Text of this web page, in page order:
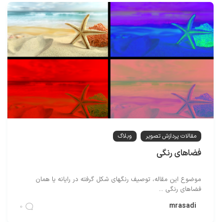
مقالات پردازش تصویر وبلاگ
فضاهای رنگی
موضوع این مقاله، توصیف رنگهای شکل گرفته در رایانه یا همان
فضاهای رنگی ...
mrasadi
0